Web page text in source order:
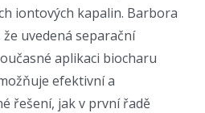
iontových kapalin. Barbora
uvedená separační
aplikaci biocharu
efektivní a
řešení, jak v první řadě